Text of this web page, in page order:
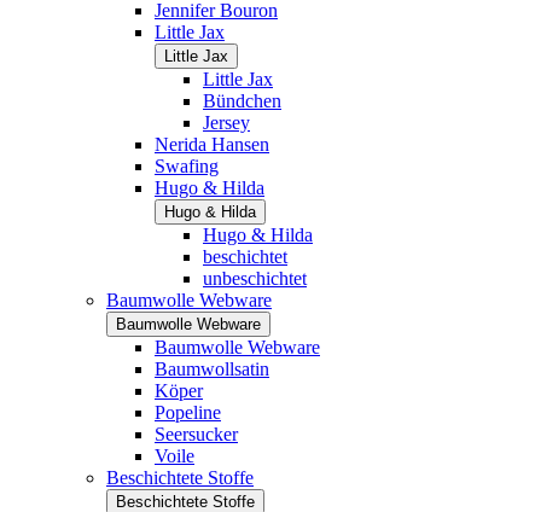
Jennifer Bouron
Little Jax
Little Jax
Little Jax
Bündchen
Jersey
Nerida Hansen
Swafing
Hugo & Hilda
Hugo & Hilda
Hugo & Hilda
beschichtet
unbeschichtet
Baumwolle Webware
Baumwolle Webware
Baumwolle Webware
Baumwollsatin
Köper
Popeline
Seersucker
Voile
Beschichtete Stoffe
Beschichtete Stoffe